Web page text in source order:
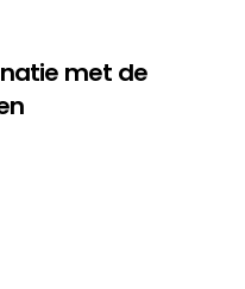
met de